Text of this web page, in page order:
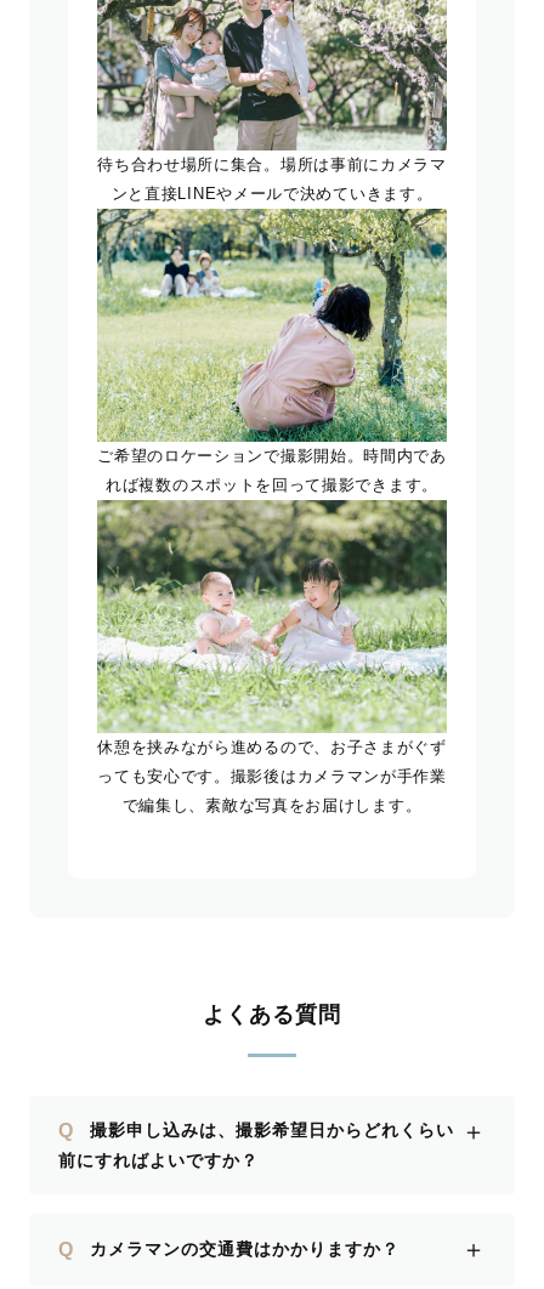
待ち合わせ場所に集合。場所は事前にカメラマ
ンと直接LINEやメールで決めていきます。
ご希望のロケーションで撮影開始。時間内であ
れば複数のスポットを回って撮影できます。
休憩を挟みながら進めるので、お子さまがぐず
っても安心です。撮影後はカメラマンが手作業
で編集し、素敵な写真をお届けします。
よくある質問
Q
撮影申し込みは、撮影希望日からどれくらい
前にすればよいですか？
＋
Q カメラマンの交通費はかかりますか？ ＋